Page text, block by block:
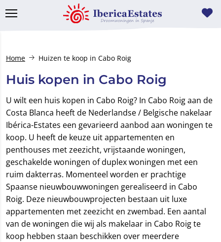
Home Huizen te koop in Cabo Roig
Huis kopen in Cabo Roig
U wilt een huis kopen in Cabo Roig? In Cabo Roig aan de
Costa Blanca heeft de Nederlandse / Belgische nakelaar
Ibérica-Estates een gevarieerd aanbod aan woningen te
koop. U heeft de keuze uit appartementen en
penthouses met zeezicht, vrijstaande woningen,
geschakelde woningen of duplex woningen met een
ruim dakterras. Momenteel worden er prachtige
Spaanse nieuwbouwwoningen gerealiseerd in Cabo
Roig. Deze nieuwbouwprojecten bestaan uit luxe
appartementen met zeezicht en zwembad. Een aantal
van de woningen die wij als makelaar in Cabo Roig te
koop hebben staan beschikken over meerdere